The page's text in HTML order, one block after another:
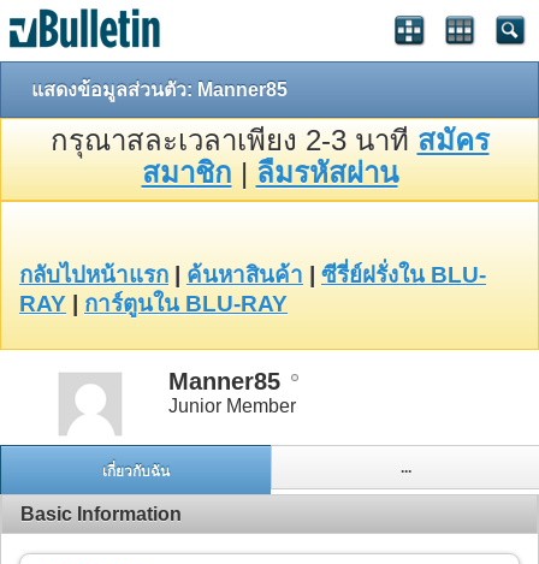
แสดงข้อมูลส่วนตัว: Manner85
กรุณาสละเวลาเพียง 2-3 นาที สมัคร
สมาชิก | ลืมรหัสผ่าน
กลับไปหน้าแรก ค้นหาสินค้า
ซีรี่ย์ฝรั่งใน BLU-
RAY
การ์ตูนใน BLU-RAY
Manner85
Junior Member
เกี่ยวกับฉัน ...
Basic Information